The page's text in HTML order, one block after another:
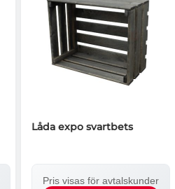
Låda expo svartbets
Pris visas för avtalskunder